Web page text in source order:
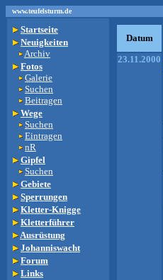
www.teufelsturm.de
Startseite
Neuigkeiten
Archiv
Fotos
Galerie
Suchen
Beitragen
Wege
Suchen
Eintragen
nR
Gipfel
Suchen
Gebiete
Sperrungen
Kletter-Knigge
Kletterführer
Ausrüstung
Johanniswacht
Forum
Links
Datum
23.11.2000